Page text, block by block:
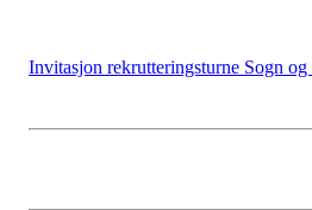
Invitasjon rekrutteringsturne Sogn